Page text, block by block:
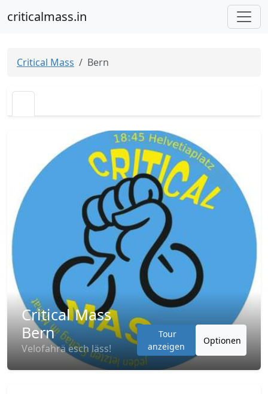
criticalmass.in
Critical Mass Bern
Critical Mass
Bern
Velofahrä esch läss!
Tour
anzeigen
Optionen